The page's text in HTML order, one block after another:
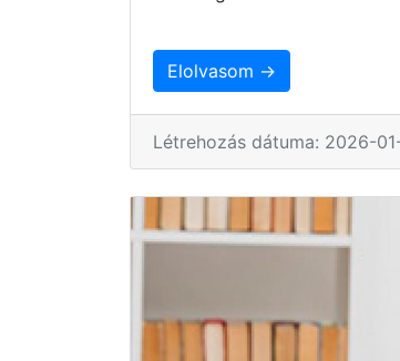
Elolvasom →
Létrehozás dátuma: 2026-